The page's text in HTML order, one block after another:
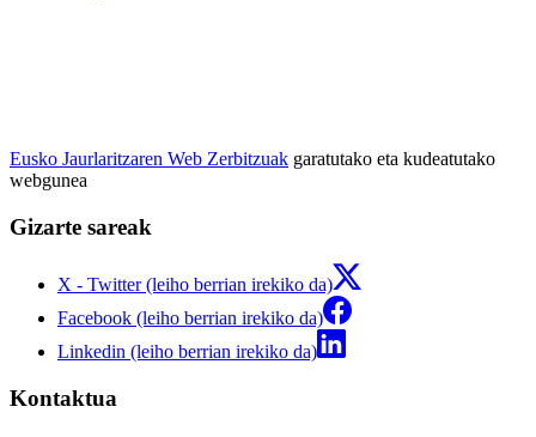
Eusko Jaurlaritzaren Web Zerbitzuak garatutako eta kudeatutako
webgunea
Gizarte sareak
X - Twitter (leiho berrian irekiko da)
Facebook (leiho berrian irekiko da)
Linkedin (leiho berrian irekiko da)
Kontaktua